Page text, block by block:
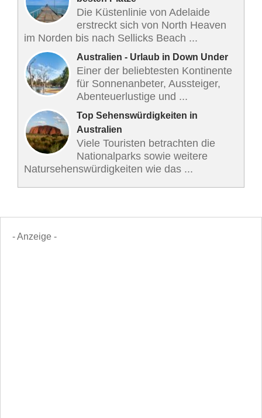
Die Küstenlinie von Adelaide
erstreckt sich von North Heaven
im Norden bis nach Sellicks Beach ...
Australien - Urlaub in Down Under
Einer der beliebtesten Kontinente
für Sonnenanbeter, Aussteiger,
Abenteuerlustige und ...
Top Sehenswürdigkeiten in
Australien
Viele Touristen betrachten die
Nationalparks sowie weitere
Natursehenswürdigkeiten wie das ...
- Anzeige -